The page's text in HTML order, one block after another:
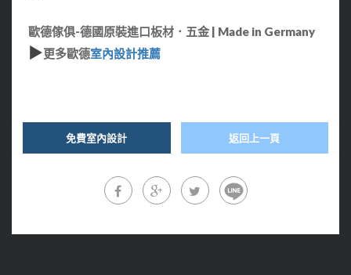
歐德傢俱-德國原裝進口板材．五金 | Made in Germany
▶更多歐德室內設計推薦
免費室內設計 返回上一頁